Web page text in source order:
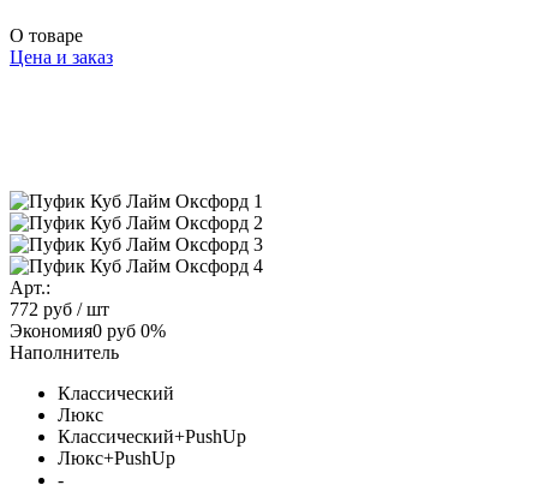
О товаре
Цена и заказ
Арт.:
772 руб / шт
Экономия0 руб 0%
Наполнитель
Классический
Люкс
Классический+PushUp
Люкс+PushUp
-